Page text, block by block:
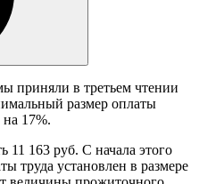
приняли в третьем чтении
размер оплаты
17%.
11 163 руб. С начала этого
труда установлен в размере